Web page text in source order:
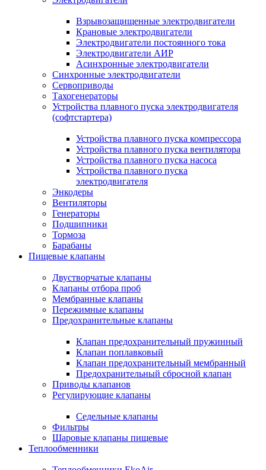
Взрывозащищенные электродвигатели
Крановые электродвигатели
Электродвигатели постоянного тока
Электродвигатели АИР
Асинхронные электродвигатели
Синхронные электродвигатели
Сервоприводы
Тахогенераторы
Устройства плавного пуска электродвигателя
(софтстартера)
Устройства плавного пуска компрессора
Устройства плавного пуска вентилятора
Устройства плавного пуска насоса
Устройства плавного пуска
электродвигателя
Энкодеры
Вентиляторы
Генераторы
Подшипники
Тормоза
Барабаны
Пищевые клапаны
Двустворчатые клапаны
Клапаны отбора проб
Мембранные клапаны
Пережимные клапаны
Предохранительные клапаны
Клапан предохранительный пружинный
Клапан поплавковый
Клапан предохранительный мембранный
Предохранительный сбросной клапан
Приводы клапанов
Регулирующие клапаны
Седельные клапаны
Фильтры
Шаровые клапаны пищевые
Теплообменники